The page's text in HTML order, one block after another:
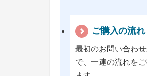
ご購入の流れ
最初のお問い合わ
で、一連の流れを